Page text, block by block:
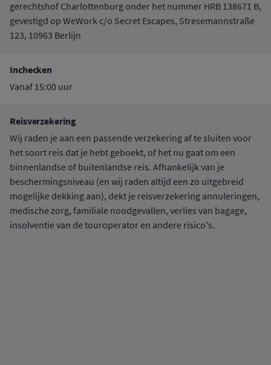
gerechtshof Charlottenburg onder het nummer HRB 138671 B,
gevestigd op WeWork c/o Secret Escapes, Stresemannstraße
123, 10963 Berlijn
Inchecken
Vanaf 15:00 uur
Reisverzekering
Wij raden je aan een passende verzekering af te sluiten voor
het soort reis dat je hebt geboekt, of het nu gaat om een
binnenlandse of buitenlandse reis. Afhankelijk van je
beschermingsniveau (en wij raden altijd een zo uitgebreid
mogelijke dekking aan), dekt je reisverzekering annuleringen,
medische zorg, familiale noodgevallen, verlies van bagage,
insolventie van de touroperator en andere risico's.